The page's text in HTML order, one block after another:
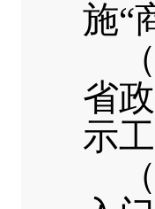
施“
省
示